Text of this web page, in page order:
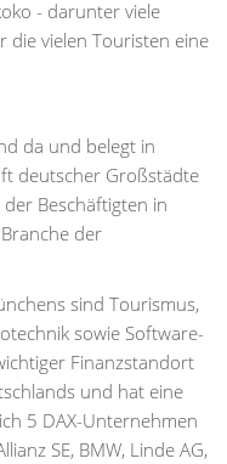
- darunter viele
die vielen Touristen eine
da und belegt in
deutscher Großstädte
Beschäftigten in
der
sind Tourismus,
sowie Software-
Finanzstandort
und hat eine
5 DAX-Unternehmen
SE, BMW, Linde AG,